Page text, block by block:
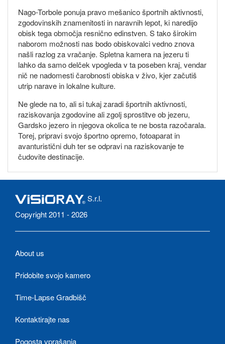
Nago-Torbole ponuja pravo mešanico športnih aktivnosti,
zgodovinskih znamenitosti in naravnih lepot, ki naredijo
obisk tega območja resnično edinstven. S tako širokim
naborom možnosti nas bodo obiskovalci vedno znova
našli razlog za vračanje. Spletna kamera na jezeru ti
lahko da samo delček vpogleda v ta poseben kraj, vendar
nič ne nadomesti čarobnosti obiska v živo, kjer začutiš
utrip narave in lokalne kulture.
Ne glede na to, ali si tukaj zaradi športnih aktivnosti,
raziskovanja zgodovine ali zgolj sprostitve ob jezeru,
Gardsko jezero in njegova okolica te ne bosta razočarala.
Torej, pripravi svojo športno opremo, fotoaparat in
avanturistični duh ter se odpravi na raziskovanje te
čudovite destinacije.
S.r.l.
Copyright 2011 - 2026
About us
Pridobite svojo kamero
Time-Lapse Gradbišč
Kontaktirajte nas
Pogosta vprašanja